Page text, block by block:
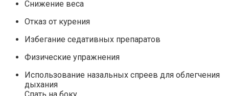
Снижение веса
Отказ от курения
Избегание седативных препаратов
Физические упражнения
Использование назальных спреев для облегчения
дыхания